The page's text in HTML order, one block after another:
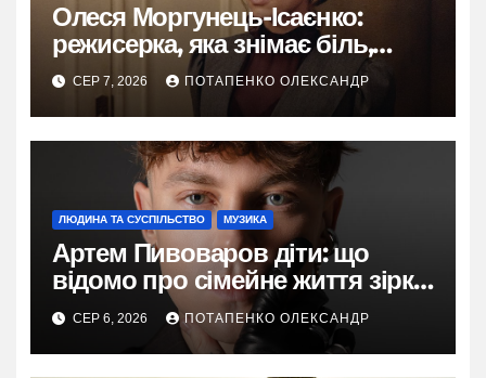
Олеся Моргунець-Ісаєнко:
режисерка, яка знімає біль,
пам’ять і надію України
СЕР 7, 2026 ПОТАПЕНКО ОЛЕКСАНДР
ЛЮДИНА ТА СУСПІЛЬСТВО МУЗИКА
Артем Пивоваров діти: що
відомо про сімейне життя зірки
у 2026
СЕР 6, 2026 ПОТАПЕНКО ОЛЕКСАНДР